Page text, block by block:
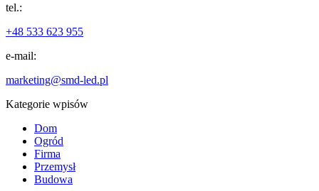
tel.:
+48 533 623 955
e-mail:
marketing@smd-led.pl
Kategorie wpisów
Dom
Ogród
Firma
Przemysł
Budowa